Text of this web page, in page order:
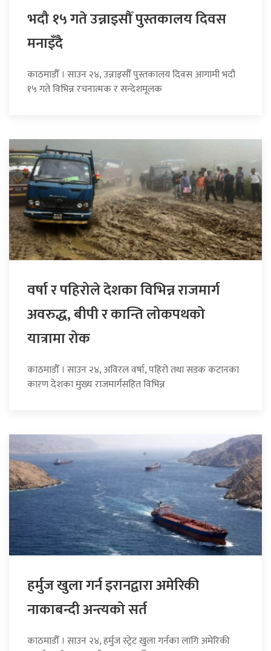
भदौ १५ गते उन्नाइसौँ पुस्तकालय दिवस
मनाइँदै
काठमाडौँ । साउन २४, उन्नाइसौँ पुस्तकालय दिवस आगामी भदौ
१५ गते विभिन्न रचनात्मक र सन्देशमूलक
वर्षा र पहिरोले देशका विभिन्न राजमार्ग
अवरुद्ध, बीपी र कान्ति लोकपथको
यात्रामा रोक
काठमाडौँ । साउन २४, अविरल वर्षा, पहिरो तथा सडक कटानका
कारण देशका मुख्य राजमार्गसहित विभिन्न
हर्मुज खुला गर्न इरानद्वारा अमेरिकी
नाकाबन्दी अन्त्यको सर्त
काठमाडौँ । साउन २४, हर्मुज स्ट्रेट खुला गर्नका लागि अमेरिकी